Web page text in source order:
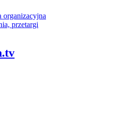
organizacyjna
przetargi